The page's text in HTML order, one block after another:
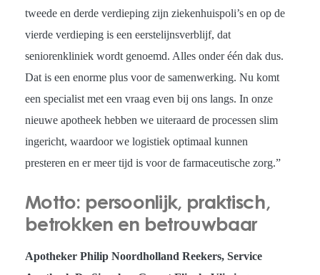
tweede en derde verdieping zijn ziekenhuispoli’s en op de
vierde verdieping is een eerstelijnsverblijf, dat
seniorenkliniek wordt genoemd. Alles onder één dak dus.
Dat is een enorme plus voor de samenwerking. Nu komt
een specialist met een vraag even bij ons langs. In onze
nieuwe apotheek hebben we uiteraard de processen slim
ingericht, waardoor we logistiek optimaal kunnen
presteren en er meer tijd is voor de farmaceutische zorg.”
Motto: persoonlijk, praktisch,
betrokken en betrouwbaar
Apotheker Philip Noordholland Reekers, Service